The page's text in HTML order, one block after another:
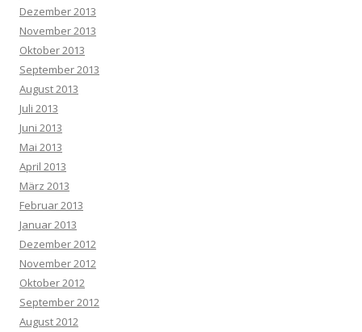
Dezember 2013
November 2013
Oktober 2013
September 2013
August 2013
Juli 2013
Juni 2013
Mai 2013
April 2013
März 2013
Februar 2013
Januar 2013
Dezember 2012
November 2012
Oktober 2012
September 2012
August 2012